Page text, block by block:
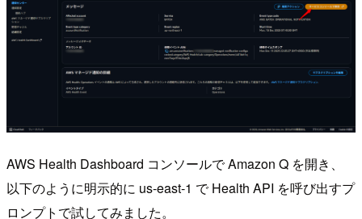
AWS Health Dashboard コンソールで Amazon Q を開き、
以下のように明示的に us-east-1 で Health API を呼び出すプ
ロンプトで試してみました。